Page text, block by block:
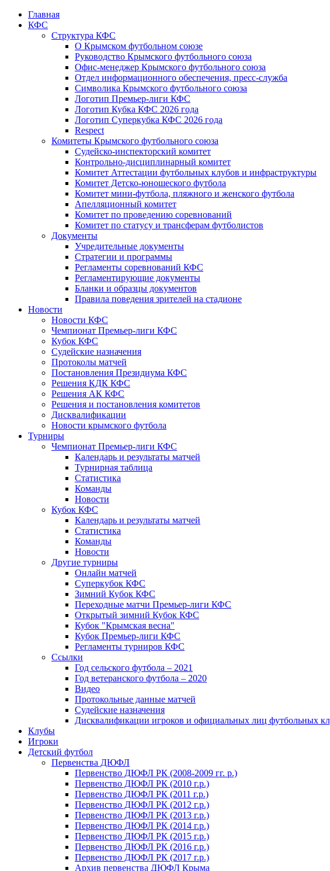
Главная
КФС
Структура КФС
О Крымском футбольном союзе
Руководство Крымского футбольного союза
Офис-менеджер Крымского футбольного союза
Отдел информационного обеспечения, пресс-служба
Символика Крымского футбольного союза
Логотип Премьер-лиги КФС
Логотип Кубка КФС 2026 года
Логотип Суперкубка КФС 2026 года
Respect
Комитеты Крымского футбольного союза
Судейско-инспекторский комитет
Контрольно-дисциплинарный комитет
Комитет Аттестации футбольных клубов и инфраструктуры
Комитет Детско-юношеского футбола
Комитет мини-футбола, пляжного и женского футбола
Апелляционный комитет
Комитет по проведению соревнований
Комитет по статусу и трансферам футболистов
Документы
Учредительные документы
Стратегии и программы
Регламенты соревнований КФС
Регламентирующие документы
Бланки и образцы документов
Правила поведения зрителей на стадионе
Новости
Новости КФС
Чемпионат Премьер-лиги КФС
Кубок КФС
Судейские назначения
Протоколы матчей
Постановления Президиума КФС
Решения КДК КФС
Решения АК КФС
Решения и постановления комитетов
Дисквалификации
Новости крымского футбола
Турниры
Чемпионат Премьер-лиги КФС
Календарь и результаты матчей
Турнирная таблица
Статистика
Команды
Новости
Кубок КФС
Календарь и результаты матчей
Статистика
Команды
Новости
Другие турниры
Онлайн матчей
Суперкубок КФС
Зимний Кубок КФС
Переходные матчи Премьер-лиги КФС
Открытый зимний Кубок КФС
Кубок "Крымская весна"
Кубок Премьер-лиги КФС
Регламенты турниров КФС
Ссылки
Год сельского футбола – 2021
Год ветеранского футбола – 2020
Видео
Протокольные данные матчей
Судейские назначения
Дисквалификации игроков и официальных лиц футбольных
Клубы
Игроки
Детский футбол
Первенства ДЮФЛ
Первенство ДЮФЛ РК (2008-2009 гг. р.)
Первенство ДЮФЛ РК (2010 г.р.)
Первенство ДЮФЛ РК (2011 г.р.)
Первенство ДЮФЛ РК (2012 г.р.)
Первенство ДЮФЛ РК (2013 г.р.)
Первенство ДЮФЛ РК (2014 г.р.)
Первенство ДЮФЛ РК (2015 г.р.)
Первенство ДЮФЛ РК (2016 г.р.)
Первенство ДЮФЛ РК (2017 г.р.)
Архив первенства ДЮФЛ Крыма